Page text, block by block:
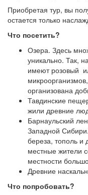
Приобретая тур, вы
остается только
Что посетить?
Озера. Здесь
уникально. Так,
имеют розовый
организована
Тавдинские
жили древние
Барнаульский
Западной
береза, тополь и
местные жители
местности
Древние
Что попробовать?